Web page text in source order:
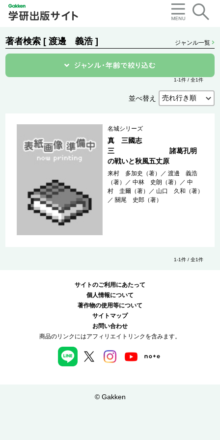
著者検索 [ 渡邊 義浩 ] ジャンル一覧
1-1件 / 全1件
並べ替え
名城シリーズ
真 三國志
三 諸葛孔明
の戦いと秋風五丈原
来村 多加史（著） ／渡邊 義浩
（著）
／中林 史朗（著） ／中
村 圭爾（著）
／ 山口 久和（著）
／ 關尾 史郎（著）
1-1件 / 全1件
サイトのご利用にあたって
個人情報について
著作物の使用等について
サイトマップ
お問い合わせ
商品のリンクにはアフィリエイトリンクを含みます。
© Gakken